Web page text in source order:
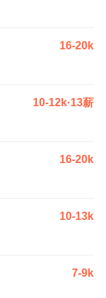
16-20k
10-12k·13薪
16-20k
10-13k
7-9k